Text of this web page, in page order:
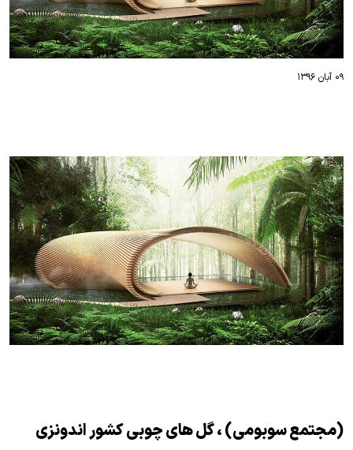
۰۹ آبان ۱۳۹۶
(مجتمع سوبومی) ، گل های چوبی کشور اندونزی